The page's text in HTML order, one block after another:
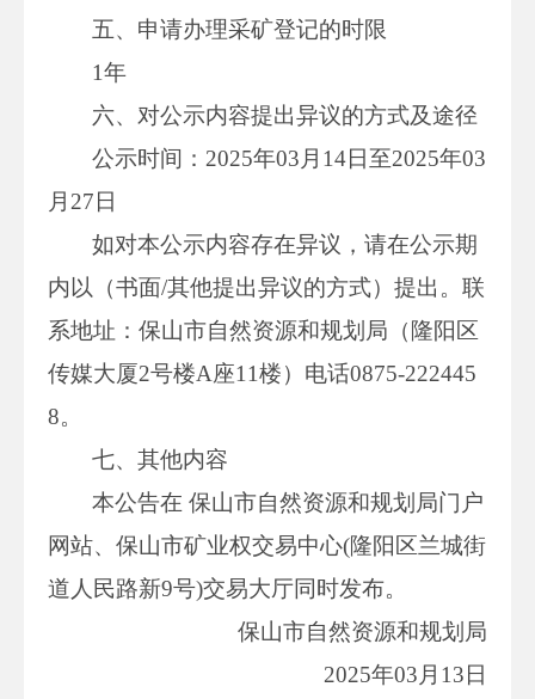
五、申请办理采矿登记的时限
1年
六、对公示内容提出异议的方式及途径
公示时间：2025年03月14日至2025年03
月27日
如对本公示内容存在异议，请在公示期
内以（书面/其他提出异议的方式）提出。联
系地址：保山市自然资源和规划局（隆阳区
传媒大厦2号楼A座11楼）电话0875-222445
8。
七、其他内容
本公告在 保山市自然资源和规划局门户
网站、保山市矿业权交易中心(隆阳区兰城街
道人民路新9号)交易大厅同时发布。
保山市自然资源和规划局
2025年03月13日